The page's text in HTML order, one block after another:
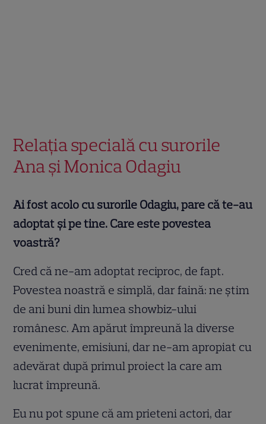
Relația specială cu surorile
Ana și Monica Odagiu
Ai fost acolo cu surorile Odagiu, pare că te-au
adoptat și pe tine. Care este povestea
voastră?
Cred că ne-am adoptat reciproc, de fapt.
Povestea noastră e simplă, dar faină: ne știm
de ani buni din lumea showbiz-ului
românesc. Am apărut împreună la diverse
evenimente, emisiuni, dar ne-am apropiat cu
adevărat după primul proiect la care am
lucrat împreună.
Eu nu pot spune că am prieteni actori, dar